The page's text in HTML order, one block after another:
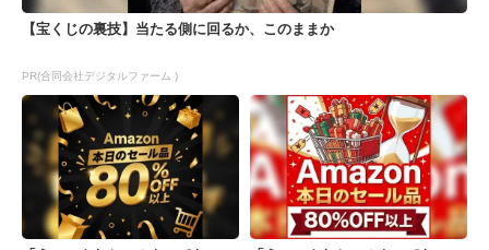
【宝くじの裏技】当たる側に回るか、このままか
PR(合同会社デジタルファーム )